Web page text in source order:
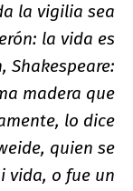
la vigilia sea
la vida es
Shakespeare:
madera que
lo dice
quien se
vida, o fue un